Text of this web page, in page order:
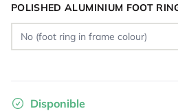
POLISHED ALUMINIUM FOOT
Disponible